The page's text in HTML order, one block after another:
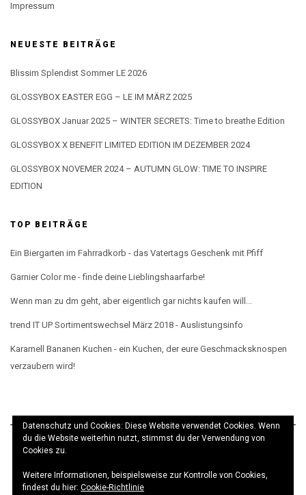
Impressum
NEUESTE BEITRÄGE
Blissim Splendist Sommer LE 2026
GLOSSYBOX EASTER EGG – LE IM MÄRZ 2025
GLOSSYBOX Januar 2025 – WINTER SECRETS: Time to breathe Edition
GLOSSYBOX X BENEFIT LIMITED EDITION IM DEZEMBER 2024
GLOSSYBOX NOVEMER 2024 – AUTUMN GLOW: TIME TO INSPIRE
EDITION
TOP BEITRÄGE
Ein Biergarten im Fahrradkorb - das Vatertags Geschenk mit Pfiff
Garnier Color me - finde deine Lieblingshaarfarbe!
Wenn man zu dm geht, aber eigentlich gar nichts kaufen will...
trend IT UP Sortimentswechsel März 2018 - Auslistungsinfo
Karamell Bananen Kuchen - ein Kuchen, der eure Geschmacksknospen
verzaubern wird!
© elbeMÄDCHEN 2017 · ThemeKale· Realisierung
Datenschutz und Cookies: Diese Website verwendet Cookies. Wenn
du die Website weiterhin nutzt, stimmst du der Verwendung von
Cookies zu.
Weitere Informationen, beispielsweise zur Kontrolle von Cookies,
findest du hier: Cookie-Richtlinie